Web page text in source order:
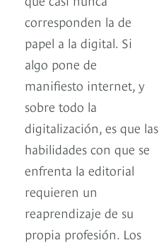
corresponden la de
papel a la digital. Si
algo pone de
manifiesto internet, y
sobre todo la
digitalización, es que las
habilidades con que se
enfrenta la editorial
requieren un
reaprendizaje de su
propia profesión. Los